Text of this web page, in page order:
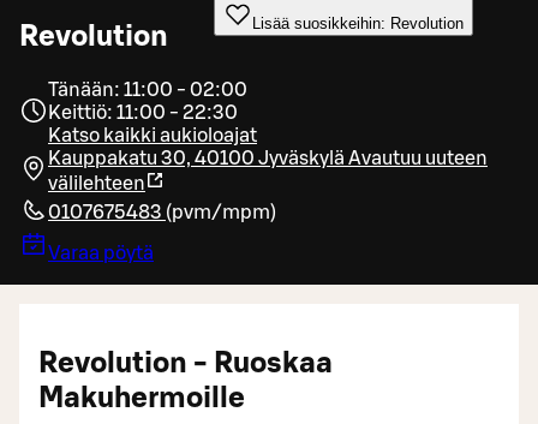
Revolution Lisää suosikkeihin: Revolution
Tänään: 11:00 - 02:00
Keittiö: 11:00 - 22:30
Katso kaikki aukioloajat
Kauppakatu 30, 40100 Jyväskylä Avautuu uuteen
välilehteen
0107675483 (pvm/mpm)
Varaa pöytä
Revolution - Ruoskaa
Makuhermoille